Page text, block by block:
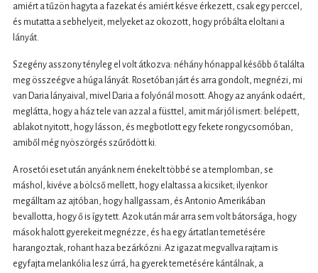
amiért a tűzön hagyta a fazekat és amiért késve érkezett, csak egy perccel,
és mutatta a sebhelyeit, melyeket az okozott, hogy próbálta eloltani a
lányát.
Szegény asszony tényleg el volt átkozva: néhány hónappal később ő találta
meg összeégve a húga lányát. Rosetóban járt és arra gondolt, megnézi, mi
van Daria lányaival, mivel Daria a folyónál mosott. Ahogy az anyánk odaért,
meglátta, hogy a ház tele van azzal a füsttel, amit már jól ismert: belépett,
ablakot nyitott, hogy lásson, és megbotlott egy fekete rongycsomóban,
amiből még nyöszörgés szűrődött ki.
A rosetói eset után anyánk nem énekelt többé se a templomban, se
máshol, kivéve a bölcső mellett, hogy elaltassa a kicsiket; ilyenkor
megálltam az ajtóban, hogy hallgassam, és Antonio Amerikában
bevallotta, hogy ő is így tett. Azok után már arra sem volt bátorsága, hogy
mások halott gyerekeit megnézze, és ha egy ártatlan temetésére
harangoztak, rohant haza bezárkózni. Az igazat megvallva rajtam is
egyfajta melankólia lesz úrrá, ha gyerek temetésére kántálnak, a